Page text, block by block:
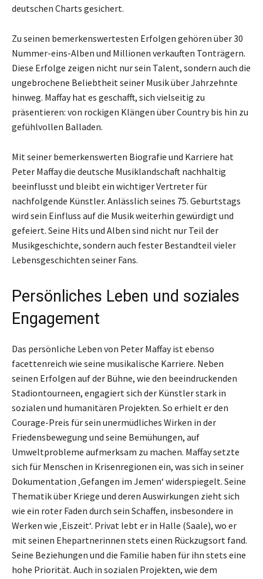
deutschen Charts gesichert.
Zu seinen bemerkenswertesten Erfolgen gehören über 30
Nummer-eins-Alben und Millionen verkauften Tonträgern.
Diese Erfolge zeigen nicht nur sein Talent, sondern auch die
ungebrochene Beliebtheit seiner Musik über Jahrzehnte
hinweg. Maffay hat es geschafft, sich vielseitig zu
präsentieren: von rockigen Klängen über Country bis hin zu
gefühlvollen Balladen.
Mit seiner bemerkenswerten Biografie und Karriere hat
Peter Maffay die deutsche Musiklandschaft nachhaltig
beeinflusst und bleibt ein wichtiger Vertreter für
nachfolgende Künstler. Anlässlich seines 75. Geburtstags
wird sein Einfluss auf die Musik weiterhin gewürdigt und
gefeiert. Seine Hits und Alben sind nicht nur Teil der
Musikgeschichte, sondern auch fester Bestandteil vieler
Lebensgeschichten seiner Fans.
Persönliches Leben und soziales
Engagement
Das persönliche Leben von Peter Maffay ist ebenso
facettenreich wie seine musikalische Karriere. Neben
seinen Erfolgen auf der Bühne, wie den beeindruckenden
Stadiontourneen, engagiert sich der Künstler stark in
sozialen und humanitären Projekten. So erhielt er den
Courage-Preis für sein unermüdliches Wirken in der
Friedensbewegung und seine Bemühungen, auf
Umweltprobleme aufmerksam zu machen. Maffay setzte
sich für Menschen in Krisenregionen ein, was sich in seiner
Dokumentation ‚Gefangen im Jemen‘ widerspiegelt. Seine
Thematik über Kriege und deren Auswirkungen zieht sich
wie ein roter Faden durch sein Schaffen, insbesondere in
Werken wie ‚Eiszeit‘. Privat lebt er in Halle (Saale), wo er
mit seinen Ehepartnerinnen stets einen Rückzugsort fand.
Seine Beziehungen und die Familie haben für ihn stets eine
hohe Priorität. Auch in sozialen Projekten, wie dem